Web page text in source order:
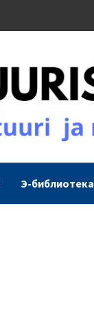
Э-библиотека